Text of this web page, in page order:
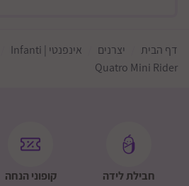
דף הבית יצרנים אינפנטי | Infanti
Quatro Mini Rider
חבילת לידה קופוני הנחה